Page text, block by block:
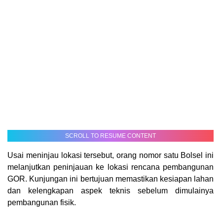
SCROLL TO RESUME CONTENT
Usai meninjau lokasi tersebut, orang nomor satu Bolsel ini
melanjutkan peninjauan ke lokasi rencana pembangunan
GOR. Kunjungan ini bertujuan memastikan kesiapan lahan
dan kelengkapan aspek teknis sebelum dimulainya
pembangunan fisik.